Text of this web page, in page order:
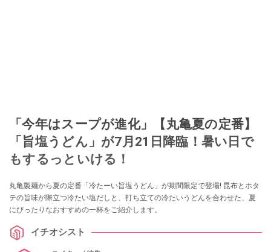
「今年はスープが進化」【丸亀夏の定番】
「旨塩うどん」が7月21日降臨！暑い日で
もするっといける！
丸亀製麺から夏の定番「冷たーい旨塩うどん」が期間限定で登場! 昆布とホタ
テの旨味が際立つ冷たい塩だしと、打ち立ての冷たいうどんを合わせた、夏
にぴったりなおすすめの一杯をご紹介します。
イチオシスト